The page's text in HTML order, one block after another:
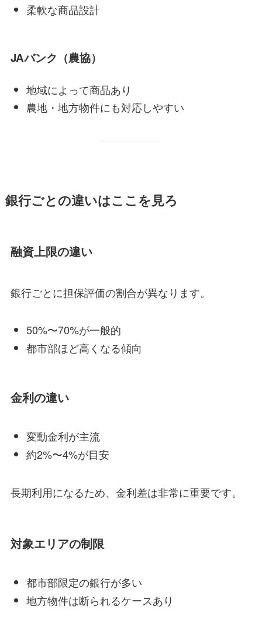
柔軟な商品設計
JAバンク（農協）
地域によって商品あり
農地・地方物件にも対応しやすい
銀行ごとの違いはここを見ろ
融資上限の違い
銀行ごとに担保評価の割合が異なります。
50%〜70%が一般的
都市部ほど高くなる傾向
金利の違い
変動金利が主流
約2%〜4%が目安
長期利用になるため、金利差は非常に重要です。
対象エリアの制限
都市部限定の銀行が多い
地方物件は断られるケースあり